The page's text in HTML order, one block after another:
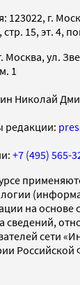
123022, г.
15, эт. 4,
Москва, ул.
1
Николай
редакции:
+7 (495) 565-
на основе
сведений,
сети